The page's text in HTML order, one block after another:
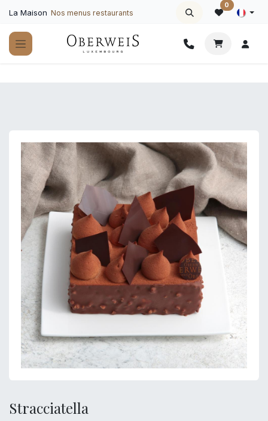
La Maison Nos menus restaurants
0
Stracciatella